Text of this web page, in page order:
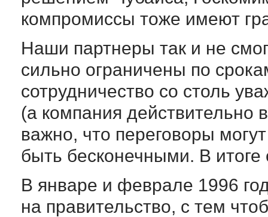
компромиссы тоже имеют
Наши партнеры так и не
сильно ограничены по
сотрудничество со столь
(а компания действительно
важно, что переговоры
быть бесконечными. В итоге
В январе и феврале 1996
на правительство, с тем